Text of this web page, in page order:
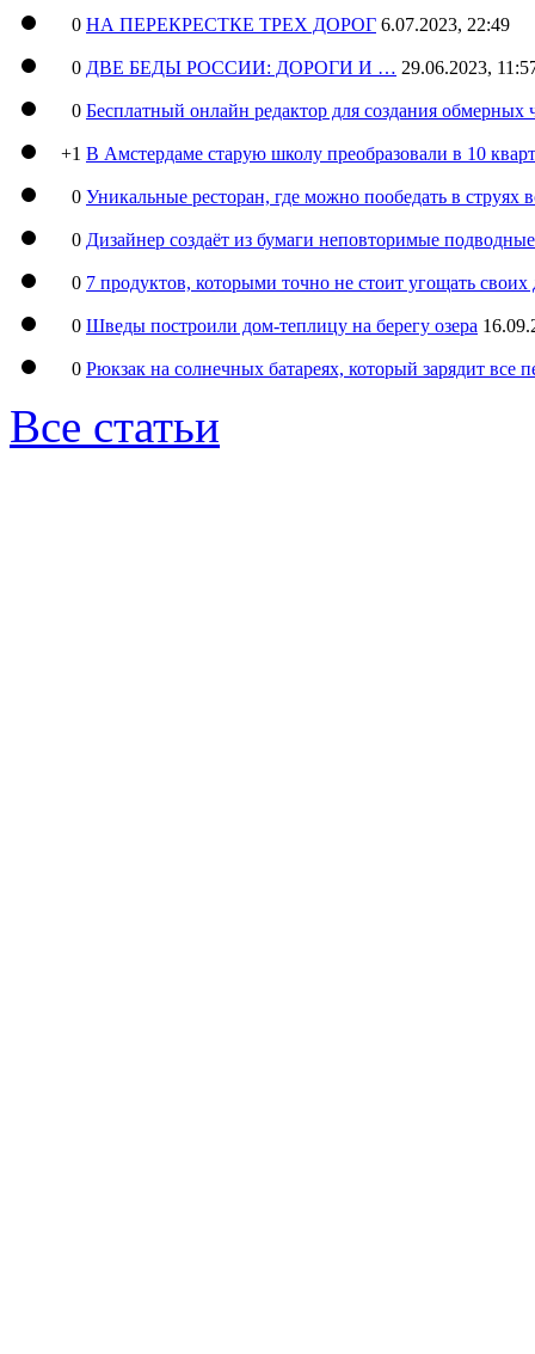
0 НА ПЕРЕКРЕСТКЕ ТРЕХ ДОРОГ 6.07.2023, 22:49
0 ДВЕ БЕДЫ РОССИИ: ДОРОГИ И … 29.06.2023,
0 Бесплатный онлайн редактор для создания обмерных
+1 В Амстердаме старую школу преобразовали в 10
0 Уникальные ресторан, где можно пообедать в струях
0 Дизайнер создаёт из бумаги неповторимые
0 7 продуктов, которыми точно не стоит угощать
0 Шведы построили дом-теплицу на берегу озера
0 Рюкзак на солнечных батареях, который зарядит все
Все статьи